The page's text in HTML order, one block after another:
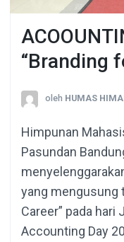
“Branding
oleh HUMAS
Himpunan
Pasundan
yang mengusung
Career” pada hari
Accounting Day